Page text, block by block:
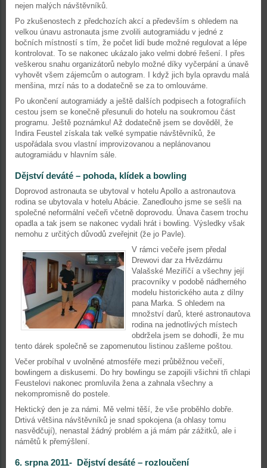
nejen malých návštěvníků.
Po zkušenostech z předchozích akcí a především s ohledem na
velkou únavu astronauta jsme zvolili autogramiádu v jedné z
bočních místností s tím, že počet lidí bude možné regulovat a lépe
kontrolovat. To se nakonec ukázalo jako velmi dobré řešení. I přes
veškerou snahu organizátorů nebylo možné díky vyčerpání a únavě
vyhovět všem zájemcům o autogram. I když jich byla opravdu malá
menšina, mrzí nás to a dodatečně se za to omlouváme.
Po ukončení autogramiády a ještě dalších podpisech a fotografiích
cestou jsem se konečně přesunuli do hotelu na soukromou část
programu. Ještě poznámku! Až dodatečně jsem se dověděl, že
Indira Feustel získala tak velké sympatie návštěvníků, že
uspořádala svou vlastní improvizovanou a neplánovanou
autogramiádu v hlavním sále.
Dějství deváté – pohoda, klídek a bowling
Doprovod astronauta se ubytoval v hotelu Apollo a astronautova
rodina se ubytovala v hotelu Abácie. Zanedlouho jsme se sešli na
společné neformální večeři včetně doprovodu. Únava časem trochu
opadla a tak jsem se nakonec vydali hrát i bowling. Výsledky však
nemohu z určitých důvodů zveřejnit (že jo Pavle).
V rámci večeře jsem předal
Drewovi dar za Hvězdárnu
Valašské Meziříčí a všechny její
pracovníky v podobě nádherného
modelu historického auta z dílny
pana Marka. S ohledem na
množství darů, které astronautova
rodina na jednotlivých místech
obdržela jsem se dohodli, že mu
tento dárek společně se zapomenutou listinou zašleme poštou.
Večer probíhal v uvolněné atmosféře mezi průběžnou večeří,
bowlingem a diskusemi. Do hry bowlingu se zapojili všichni tři chlapi
Feustelovi nakonec promluvila žena a zahnala všechny a
nekompromisně do postele.
Hektický den je za námi. Mě velmi těší, že vše proběhlo dobře.
Drtivá většina návštěvníků je snad spokojena (a ohlasy tomu
nasvědčují), nenastal žádný problém a já mám pár zážitků, ale i
námětů k přemýšlení.
6. srpna 2011- Dějství desáté – rozloučení